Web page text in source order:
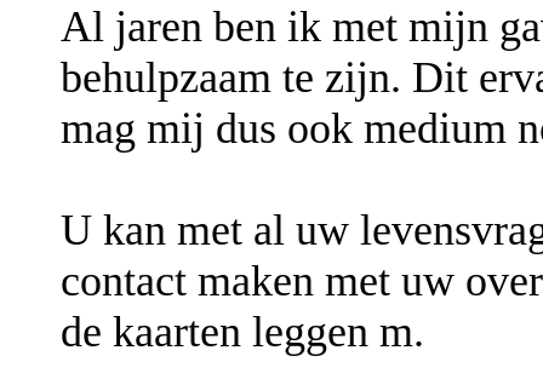
Al jaren ben ik met mijn
behulpzaam te zijn. Dit
mag mij dus ook medium
U kan met al uw
contact maken met uw
de kaarten leggen m.